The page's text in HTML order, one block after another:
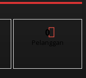
0
Pelanggan